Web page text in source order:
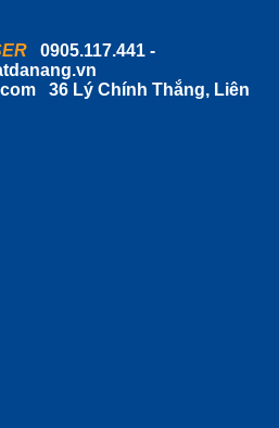
0905.117.441 -
36 Lý Chính Thắng, Liên